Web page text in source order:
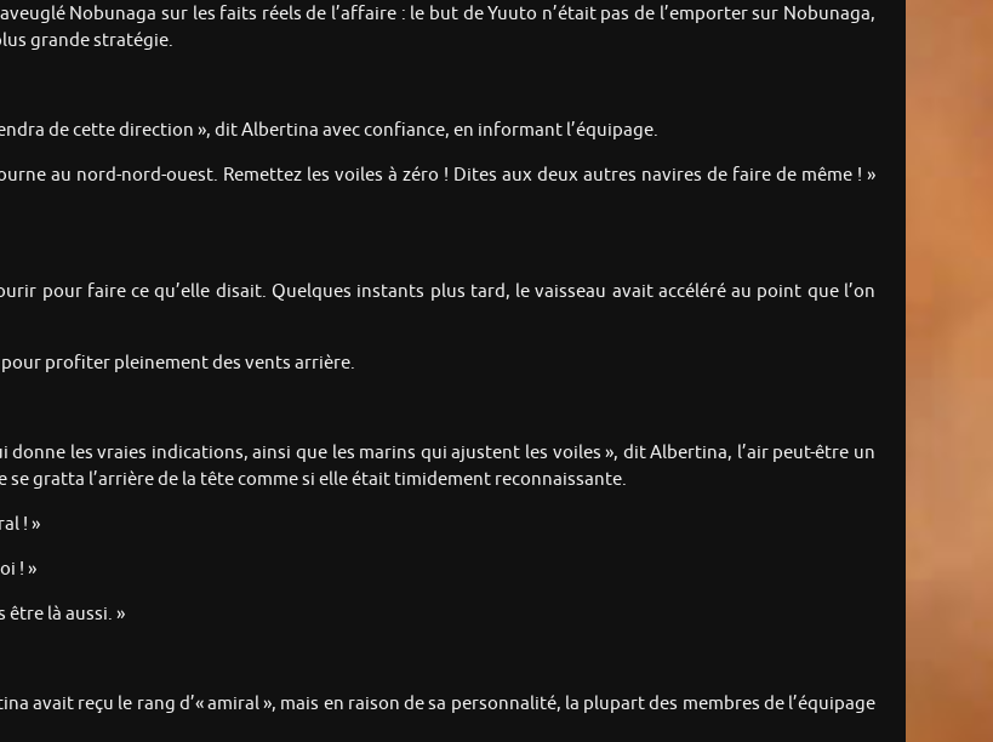
Nobunaga sur les faits réels de l’affaire : le but de Yuuto n’était pas de l’emporter sur Nobunaga,
grande stratégie.
de cette direction », dit Albertina avec confiance, en informant l’équipage.
au nord-nord-ouest. Remettez les voiles à zéro ! Dites aux deux autres navires de faire de même ! »
pour faire ce qu’elle disait. Quelques instants plus tard, le vaisseau avait accéléré au point que l’on
pour profiter pleinement des vents arrière.
donne les vraies indications, ainsi que les marins qui ajustent les voiles », dit Albertina, l’air peut-être un
gratta l’arrière de la tête comme si elle était timidement reconnaissante.
! »
! »
être là aussi. »
avait reçu le rang d’« amiral », mais en raison de sa personnalité, la plupart des membres de l’équipage